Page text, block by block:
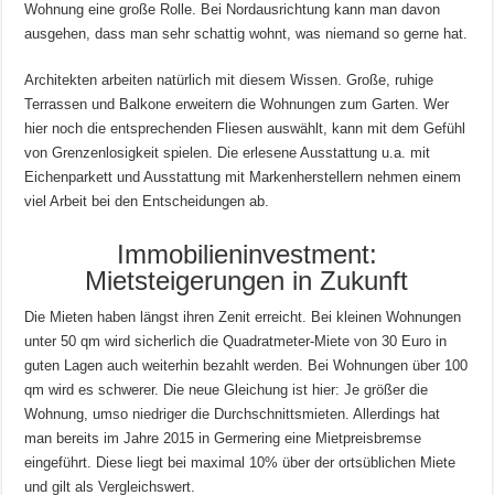
Wohnung eine große Rolle. Bei Nordausrichtung kann man davon
ausgehen, dass man sehr schattig wohnt, was niemand so gerne hat.
Architekten arbeiten natürlich mit diesem Wissen. Große, ruhige
Terrassen und Balkone erweitern die Wohnungen zum Garten. Wer
hier noch die entsprechenden Fliesen auswählt, kann mit dem Gefühl
von Grenzenlosigkeit spielen. Die erlesene Ausstattung u.a. mit
Eichenparkett und Ausstattung mit Markenherstellern nehmen einem
viel Arbeit bei den Entscheidungen ab.
Immobilieninvestment:
Mietsteigerungen in Zukunft
Die Mieten haben längst ihren Zenit erreicht. Bei kleinen Wohnungen
unter 50 qm wird sicherlich die Quadratmeter-Miete von 30 Euro in
guten Lagen auch weiterhin bezahlt werden. Bei Wohnungen über 100
qm wird es schwerer. Die neue Gleichung ist hier: Je größer die
Wohnung, umso niedriger die Durchschnittsmieten. Allerdings hat
man bereits im Jahre 2015 in Germering eine Mietpreisbremse
eingeführt. Diese liegt bei maximal 10% über der ortsüblichen Miete
und gilt als Vergleichswert.